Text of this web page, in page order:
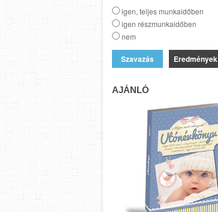
igen, teljes munkaidőben
igen részmunkaidőben
nem
Eredmények
AJÁNLÓ